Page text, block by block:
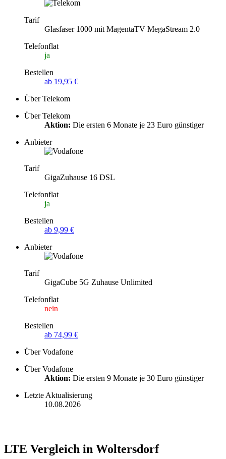
Tarif
Glasfaser 1000 mit MagentaTV MegaStream 2.0
Telefonflat
ja
Bestellen
ab 19,95 €
Über Telekom
Über Telekom
Aktion: Die ersten 6 Monate je 23 Euro günstiger
Anbieter
Tarif
GigaZuhause 16 DSL
Telefonflat
ja
Bestellen
ab 9,99 €
Anbieter
Tarif
GigaCube 5G Zuhause Unlimited
Telefonflat
nein
Bestellen
ab 74,99 €
Über Vodafone
Über Vodafone
Aktion: Die ersten 9 Monate je 30 Euro günstiger
Letzte Aktualisierung
10.08.2026
LTE Vergleich in Woltersdorf